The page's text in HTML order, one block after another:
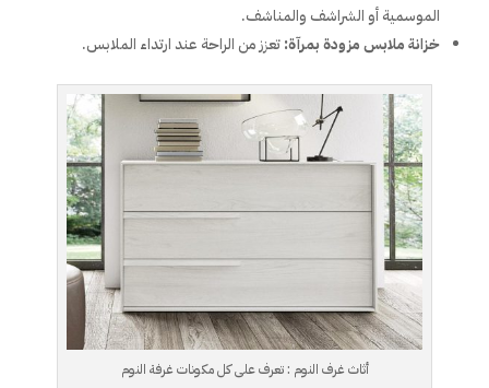
الموسمية أو الشراشف والمناشف.
خزانة ملابس مزودة بمرآة:تعزز من الراحة عند ارتداء الملابس.
أثاث غرف النوم : تعرف على كل مكونات غرفة النوم